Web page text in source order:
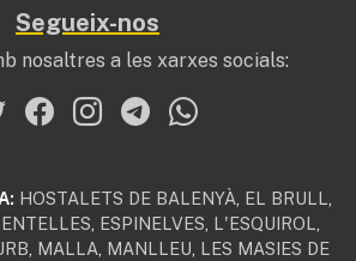
Segueix-nos
nosaltres a les xarxes socials:
HOSTALETS DE BALENYÀ EL BRULL
ESPINELVES L'ESQUIROL
MALLA MANLLEU LES MASIES DE